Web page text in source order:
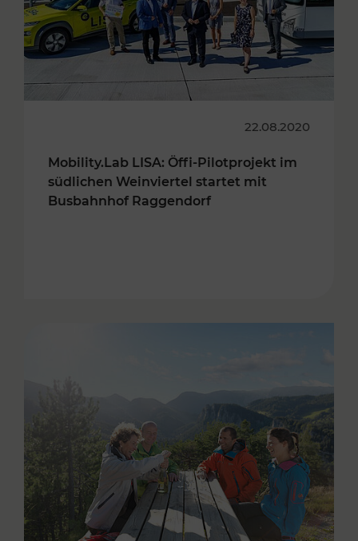
22.08.2020
Mobility.Lab LISA: Öffi-Pilotprojekt im
südlichen Weinviertel startet mit
Busbahnhof Raggendorf